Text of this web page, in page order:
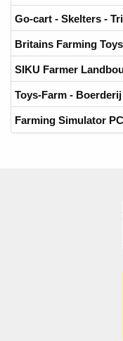
Go-cart - Skelters -
Britains Farming
SIKU Farmer
Toys-Farm -
Farming Simulator